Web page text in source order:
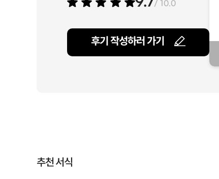
/ 10.0
후기 작성하러 가기
추천 서식